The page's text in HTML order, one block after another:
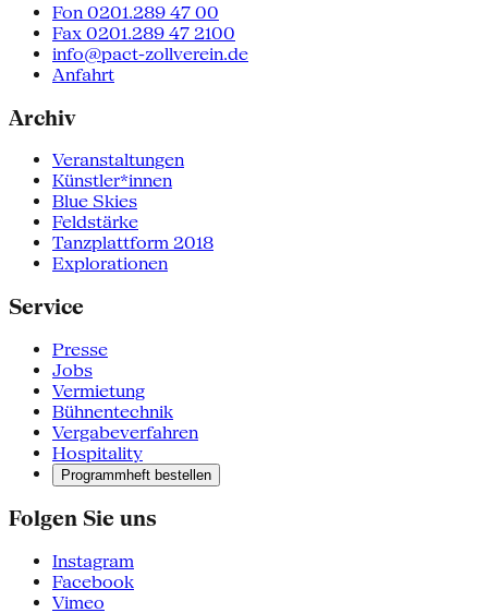
Fon 0201.289 47 00
Fax 0201.289 47 2100
info@pact-zollverein.de
Anfahrt
Archiv
Veranstaltungen
Künstler*innen
Blue Skies
Feldstärke
Tanzplattform 2018
Explorationen
Service
Presse
Jobs
Vermietung
Bühnentechnik
Vergabeverfahren
Hospitality
Programmheft bestellen
Folgen Sie uns
Instagram
Facebook
Vimeo